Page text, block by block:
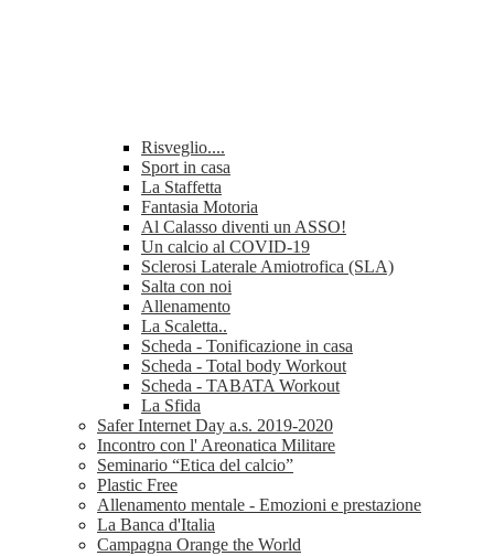
Risveglio....
Sport in casa
La Staffetta
Fantasia Motoria
Al Calasso diventi un ASSO!
Un calcio al COVID-19
Sclerosi Laterale Amiotrofica (SLA)
Salta con noi
Allenamento
La Scaletta..
Scheda - Tonificazione in casa
Scheda - Total body Workout
Scheda - TABATA Workout
La Sfida
Safer Internet Day a.s. 2019-2020
Incontro con l' Areonatica Militare
Seminario “Etica del calcio”
Plastic Free
Allenamento mentale - Emozioni e prestazione
La Banca d'Italia
Campagna Orange the World